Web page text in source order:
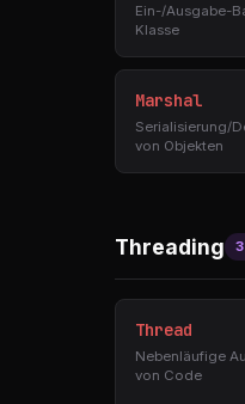
Ein-/Ausgabe-
Klasse
Marshal
Serialisierung/
von Objekten
Threading
Thread
Nebenläufige
von Code